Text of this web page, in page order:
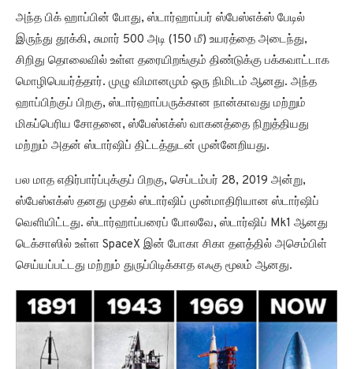
அந்த பிக் ஹாப்பின் போது, ஸ்டார்ஹாப்பர் ஸ்பேஸ்எக்ஸ் பேடில்
இருந்து தூக்கி, சுமார் 500 அடி (150 மீ) உயரத்தை அடைந்து,
சிறிது தொலைவில் உள்ள தரையிறங்கும் திண்டுக்கு பக்கவாட்டாக
மொழிபெயர்த்தார். முழு விமானமும் ஒரு நிமிடம் ஆனது. அந்த
ஹாப்பிற்குப் பிறகு, ஸ்டார்ஹாப்பருக்கான நான்காவது மற்றும்
மிகப்பெரிய சோதனை, ஸ்பேஸ்எக்ஸ் வாகனத்தை நிறுத்தியது
மற்றும் அதன் ஸ்டார்ஷிப் திட்டத்துடன் முன்னேறியது.
பல மாத எதிர்பார்ப்புக்குப் பிறகு, செப்டம்பர் 28, 2019 அன்று,
ஸ்பேஸ்எக்ஸ் தனது முதல் ஸ்டார்ஷிப் முன்மாதிரியான ஸ்டார்ஷிப்
வெளியிட்டது. ஸ்டார்ஹாப்பரைப் போலவே, ஸ்டார்ஷிப் Mk1 ஆனது
டெக்சாஸில் உள்ள SpaceX இன் போகா சிகா தளத்தில் அசெம்பிள்
செய்யப்பட்டது மற்றும் துருப்பிடிக்காத எஃகு மூலம் ஆனது.